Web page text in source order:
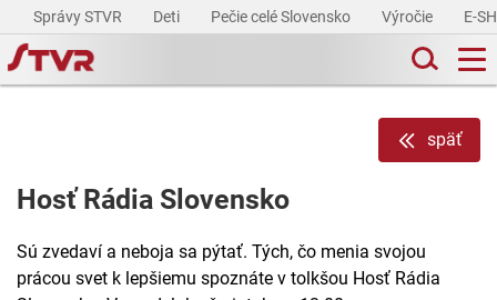
Správy STVR Deti Pečie celé Slovensko Výročie E-
späť
Hosť Rádia Slovensko
Sú zvedaví a neboja sa pýtať. Tých, čo menia svojou
prácou svet k lepšiemu spoznáte v tolkšou Hosť Rádia